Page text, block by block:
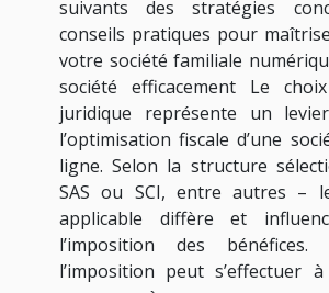
suivants des stratégies
conseils pratiques pour
votre société familiale
société efficacement Le
juridique représente un
l’optimisation fiscale d’une
ligne. Selon la structure
SAS ou SCI, entre autres –
applicable diffère et
l’imposition des bénéfices.
l’imposition peut s’effectuer